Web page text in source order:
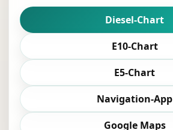
Diesel-Chart
E10-Chart
E5-Chart
Navigation-App
Google Maps